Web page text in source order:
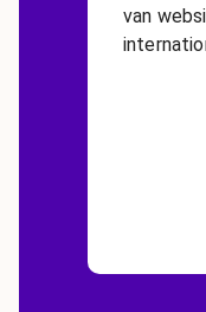
van